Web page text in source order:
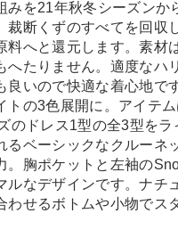
を21年秋冬シーズンか
断くずのすべてを回収
料へと還元します。素材
へたりません。適度なハ
良いので快適な着心地で
トの3色展開に。アイテ
のドレス1型の全3型をラ
るベーシックなクルーネ
。胸ポケットと左袖の
ルなデザインです。ナチ
わせるボトムや小物でス